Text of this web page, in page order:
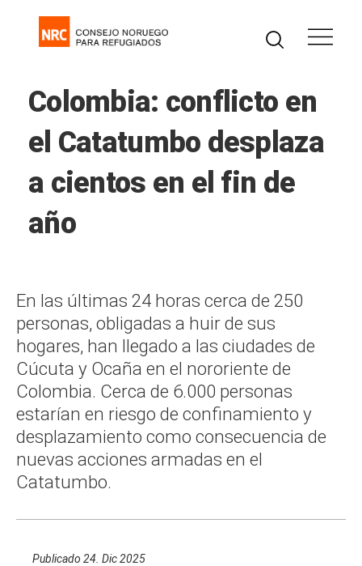
Colombia: conflicto en
el Catatumbo desplaza
a cientos en el fin de
año
En las últimas 24 horas cerca de 250
personas, obligadas a huir de sus
hogares, han llegado a las ciudades de
Cúcuta y Ocaña en el nororiente de
Colombia. Cerca de 6.000 personas
estarían en riesgo de confinamiento y
desplazamiento como consecuencia de
nuevas acciones armadas en el
Catatumbo.
Publicado 24. Dic 2025